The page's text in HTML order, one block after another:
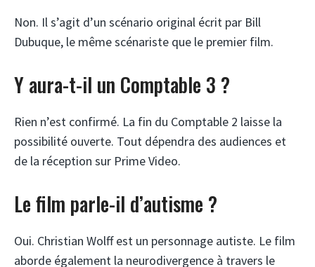
Non. Il s’agit d’un scénario original écrit par Bill
Dubuque, le même scénariste que le premier film.
Y aura-t-il un Comptable 3 ?
Rien n’est confirmé. La fin du Comptable 2 laisse la
possibilité ouverte. Tout dépendra des audiences et
de la réception sur Prime Video.
Le film parle-il d’autisme ?
Oui. Christian Wolff est un personnage autiste. Le film
aborde également la neurodivergence à travers le